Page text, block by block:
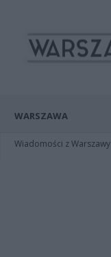
WARSZAWA
Wiadomości z Warszawy